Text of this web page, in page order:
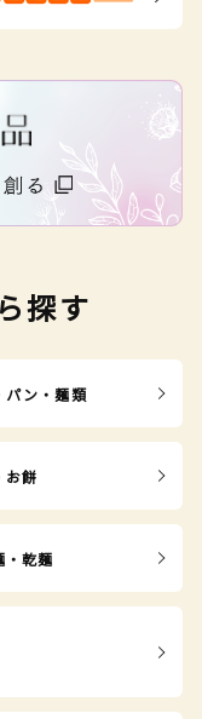
探す
パン・麺類
お餅
・乾麺